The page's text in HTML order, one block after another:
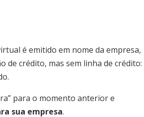
é emitido em nome da empresa,
de crédito, mas sem linha de crédito:
para o momento anterior e
sua empresa.